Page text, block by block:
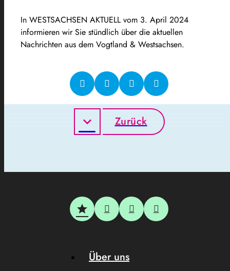
In WESTSACHSEN AKTUELL vom 3. April 2024
informieren wir Sie stündlich über die aktuellen
Nachrichten aus dem Vogtland & Westsachsen.
Zurück
Über uns